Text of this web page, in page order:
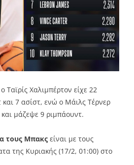
Ταϊρίς Χαλιμπέρτον είχε 22
7 ασίστ, ενώ ο Μάιλς Τέρνερ
μάζεψε 9 ριμπάουντ.
τους Μπακς είναι με τους
της Κυριακής (17/2, 01:00) στο